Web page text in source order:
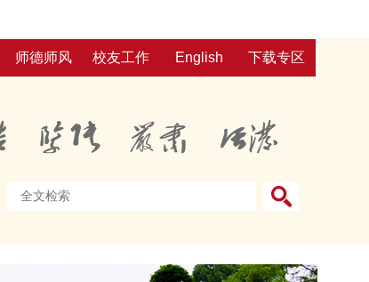
师德师风 校友工作 English 下载专区